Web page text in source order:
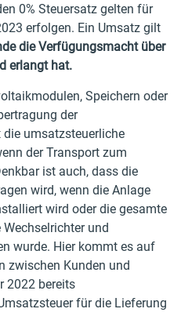
0% Steuersatz gelten für
erfolgen. Ein Umsatz gilt
die Verfügungsmacht über
erlangt hat.
Speichern oder
der
umsatzsteuerliche
der Transport zum
ist auch, dass die
wird, wenn die Anlage
wird oder die gesamte
und
wurde. Hier kommt es auf
zwischen Kunden und
2022 bereits
für die Lieferung